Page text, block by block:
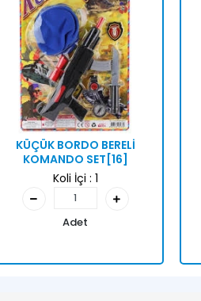
KÜÇÜK BORDO BERELİ
KOMANDO SET[16]
Koli İçi : 1
Adet